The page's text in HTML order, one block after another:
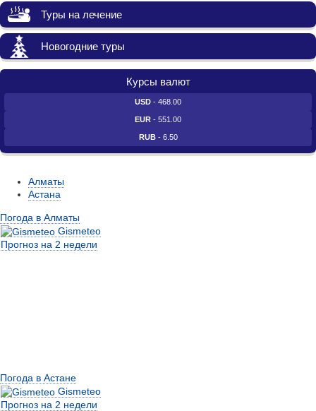
Туры на лечение
Новогодние туры
Курсы валют
USD - 468.00
EUR - 551.00
RUB- 6.50
Алматы
Астана
Погода в Алматы
Gismeteo
Прогноз на 2 недели
Погода в Астане
Gismeteo
Прогноз на 2 недели